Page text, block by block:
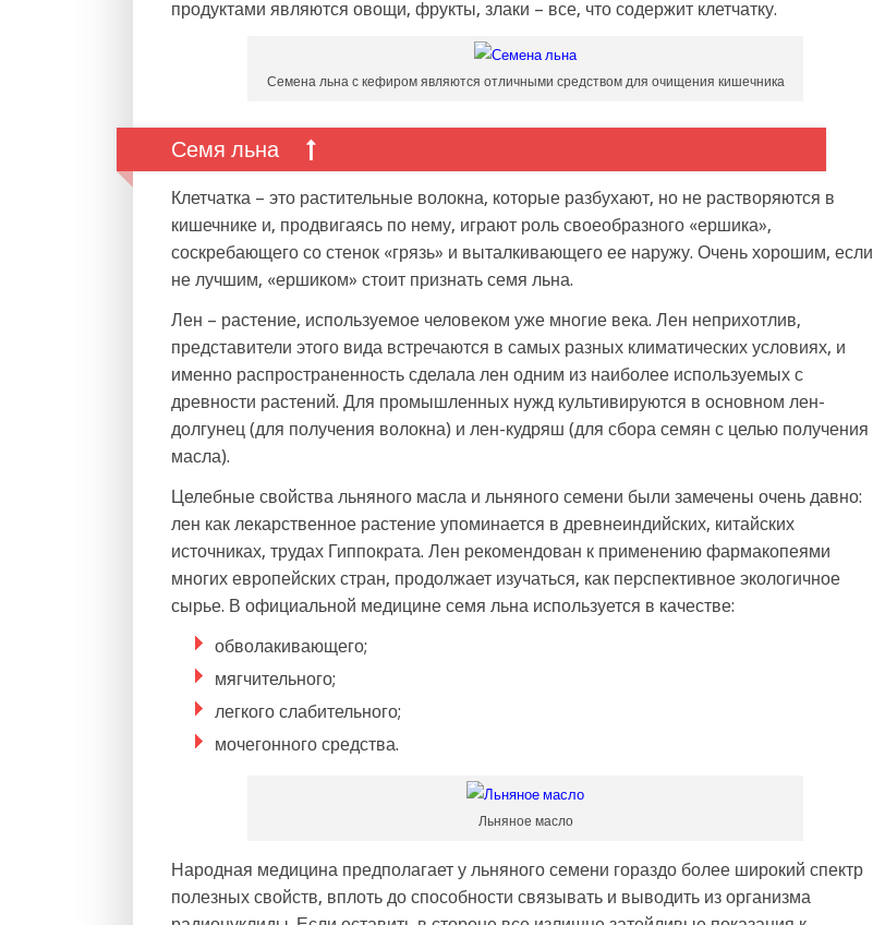
продуктами являются овощи, фрукты, злаки – все, что содержит клетчатку.
Семена льна с кефиром являются отличными средством для очищения кишечника
Семя льна
Клетчатка – это растительные волокна, которые разбухают, но не растворяются в
кишечнике и, продвигаясь по нему, играют роль своеобразного «ершика»,
соскребающего со стенок «грязь» и выталкивающего ее наружу. Очень хорошим, если
не лучшим, «ершиком» стоит признать семя льна.
Лен – растение, используемое человеком уже многие века. Лен неприхотлив,
представители этого вида встречаются в самых разных климатических условиях, и
именно распространенность сделала лен одним из наиболее используемых с
древности растений. Для промышленных нужд культивируются в основном лен-
долгунец (для получения волокна) и лен-кудряш (для сбора семян с целью получения
масла).
Целебные свойства льняного масла и льняного семени были замечены очень давно:
лен как лекарственное растение упоминается в древнеиндийских, китайских
источниках, трудах Гиппократа. Лен рекомендован к применению фармакопеями
многих европейских стран, продолжает изучаться, как перспективное экологичное
сырье. В официальной медицине семя льна используется в качестве:
обволакивающего;
мягчительного;
легкого слабительного;
мочегонного средства.
Льняное масло
Народная медицина предполагает у льняного семени гораздо более широкий спектр
полезных свойств, вплоть до способности связывать и выводить из организма